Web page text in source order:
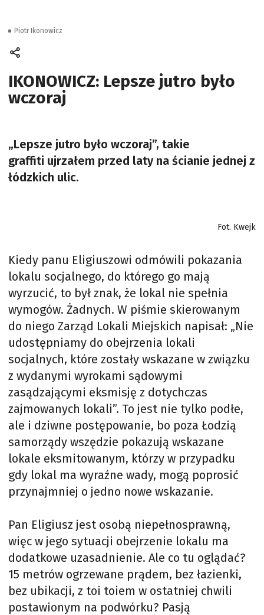
IKONOWICZ: Lepsze jutro było
wczoraj
„Lepsze jutro było wczoraj”, takie
graffiti ujrzałem przed laty na ścianie jednej z
łódzkich ulic.
Fot. Kwejk
Kiedy panu Eligiuszowi odmówili pokazania
lokalu socjalnego, do którego go mają
wyrzucić, to był znak, że lokal nie spełnia
wymogów. Żadnych. W piśmie skierowanym
do niego Zarząd Lokali Miejskich napisał: „Nie
udostępniamy do obejrzenia lokali
socjalnych, które zostały wskazane w związku
z wydanymi wyrokami sądowymi
zasądzającymi eksmisję z dotychczas
zajmowanych lokali”. To jest nie tylko podłe,
ale i dziwne postępowanie, bo poza Łodzią
samorządy wszędzie pokazują wskazane
lokale eksmitowanym, którzy w przypadku
gdy lokal ma wyraźne wady, mogą poprosić
przynajmniej o jedno nowe wskazanie.
Pan Eligiusz jest osobą niepełnosprawną,
więc w jego sytuacji obejrzenie lokalu ma
dodatkowe uzasadnienie. Ale co tu oglądać?
15 metrów ogrzewane prądem, bez łazienki,
bez ubikacji, z toi toiem w ostatniej chwili
postawionym na podwórku? Pasją
Piotr Ikonowicz